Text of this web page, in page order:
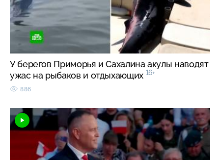
У берегов Приморья и Сахалина акулы наводят
ужас на рыбаков и отдыхающих 16+
886